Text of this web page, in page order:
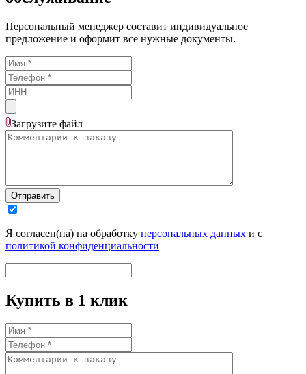
Персональный менеджер составит индивидуальное
предложение и оформит все нужные документы.
Загрузите файл
Отправить
Я согласен(на) на обработку персональных данных и с
политикой конфиденциальности
Купить в 1 клик